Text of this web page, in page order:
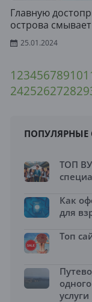
Главную
острова
25.01.2024
12345678910
242526272829
ПОПУЛЯРНЫЕ
ТОП
Как
для
Топ
услуги